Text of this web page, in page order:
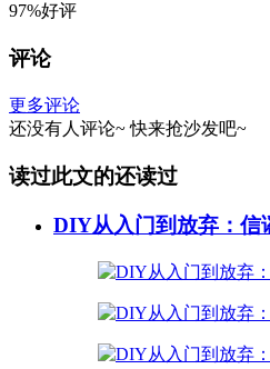
97%好评
评论
更多评论
还没有人评论~ 快来抢沙发吧~
读过此文的还读过
DIY从入门到放弃：信